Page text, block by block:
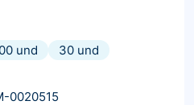
und
30 und
0020515